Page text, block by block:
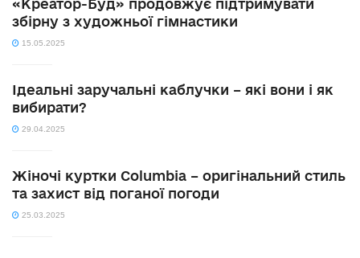
«Креатор-Буд» продовжує підтримувати
збірну з художньої гімнастики
15.05.2025
Ідеальні заручальні каблучки – які вони і як
вибирати?
29.04.2025
Жіночі куртки Columbia – оригінальний стиль
та захист від поганої погоди
25.03.2025